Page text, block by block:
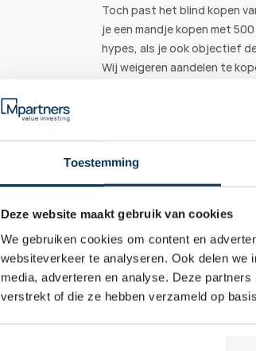
Toestemming
Deze website maakt gebruik van cookies
We gebruiken cookies om content en
websiteverkeer te analyseren. Ook delen
media, adverteren en analyse. Deze
verstrekt of die ze hebben verzameld op
Toch past het blind kopen
je een mandje kopen met
hypes, als je ook objectief
Wij weigeren aandelen te
gemiddelde netto schuld-
Zo combineer je de
ijzersterke bescherming van
Bekijk onze
nuchter op zoek gaan